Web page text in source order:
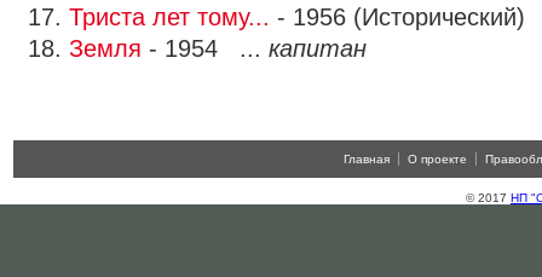
17. Триста лет тому... - 1956
18. Земля - 1954 ... капитан
Главная О проекте
© 2017 НП